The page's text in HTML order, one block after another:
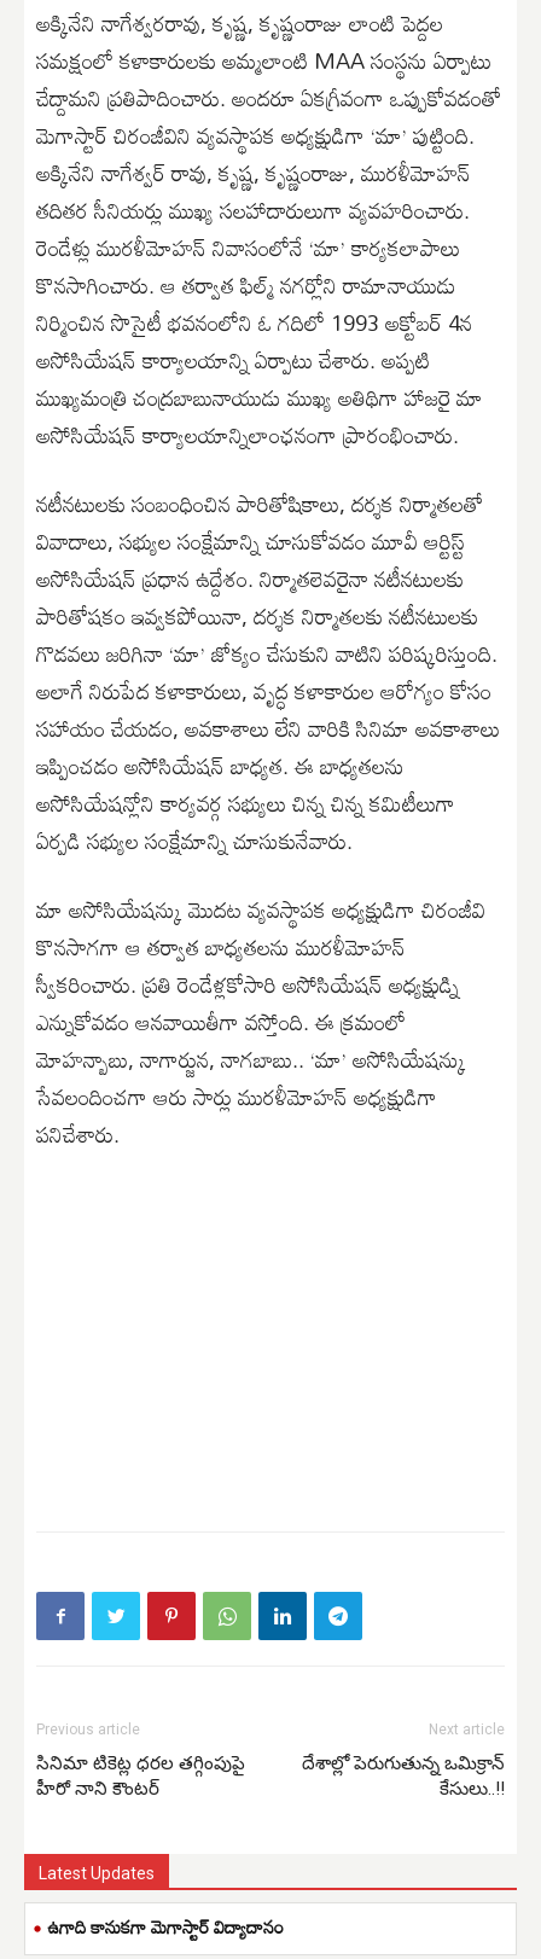
అక్కినేని నాగేశ్వరరావు, కృష్ణ, కృష్ణంరాజు లాంటి పెద్దల
సమక్షంలో కళాకారులకు అమ్మలాంటి MAA సంస్థను ఏర్పాటు
చేద్దామని ప్రతిపాదించారు. అందరూ ఏకగ్రీవంగా ఒప్పుకోవడంతో
మెగాస్టార్ చిరంజీవిని వ్యవస్థాపక అధ్యక్షుడిగా ‘మా’ పుట్టింది.
అక్కినేని నాగేశ్వర్ రావు, కృష్ణ, కృష్ణంరాజు, మురళీమోహన్
తదితర సీనియర్లు ముఖ్య సలహాదారులుగా వ్యవహరించారు.
రెండేళ్లు మురళీమోహన్ నివాసంలోనే ‘మా’ కార్యకలాపాలు
కొనసాగించారు. ఆ తర్వాత ఫిల్మ్ నగర్లోని రామానాయుడు
నిర్మించిన సొసైటీ భవనంలోని ఓ గదిలో 1993 అక్టోబర్ 4న
అసోసియేషన్ కార్యాలయాన్ని ఏర్పాటు చేశారు. అప్పటి
ముఖ్యమంత్రి చంద్రబాబునాయుడు ముఖ్య అతిథిగా హాజరై మా
అసోసియేషన్ కార్యాలయాన్నిలాంఛనంగా ప్రారంభించారు.
నటీనటులకు సంబంధించిన పారితోషికాలు, దర్శక నిర్మాతలతో
వివాదాలు, సభ్యుల సంక్షేమాన్ని చూసుకోవడం మూవీ ఆర్టిస్ట్
అసోసియేషన్ ప్రధాన ఉద్దేశం. నిర్మాతలెవరైనా నటీనటులకు
పారితోషకం ఇవ్వకపోయినా, దర్శక నిర్మాతలకు నటీనటులకు
గొడవలు జరిగినా ‘మా’ జోక్యం చేసుకుని వాటిని పరిష్కరిస్తుంది.
అలాగే నిరుపేద కళాకారులు, వృద్ధ కళాకారుల ఆరోగ్యం కోసం
సహాయం చేయడం, అవకాశాలు లేని వారికి సినిమా అవకాశాలు
ఇప్పించడం అసోసియేషన్ బాధ్యత. ఈ బాధ్యతలను
అసోసియేషన్లోని కార్యవర్గ సభ్యులు చిన్న చిన్న కమిటీలుగా
ఏర్పడి సభ్యుల సంక్షేమాన్ని చూసుకునేవారు.
మా అసోసియేషన్కు మొదట వ్యవస్థాపక అధ్యక్షుడిగా చిరంజీవి
కొనసాగగా ఆ తర్వాత బాధ్యతలను మురళీమోహన్
స్వీకరించారు. ప్రతి రెండేళ్లకోసారి అసోసియేషన్ అధ్యక్షుడ్ని
ఎన్నుకోవడం ఆనవాయితీగా వస్తోంది. ఈ క్రమంలో
మోహన్బాబు, నాగార్జున, నాగబాబు.. ‘మా’ అసోసియేషన్కు
సేవలందించగా ఆరు సార్లు మురళీమోహన్ అధ్యక్షుడిగా
పనిచేశారు.
Previous article
సినిమా టికెట్ల ధరల తగ్గింపుపై
హీరో నాని కౌంటర్
Next article
దేశాల్లో పెరుగుతున్న ఒమిక్రాన్
కేసులు..!!
Latest Updates
ఉగాది కానుకగా మెగాస్టార్ విద్యాదానం